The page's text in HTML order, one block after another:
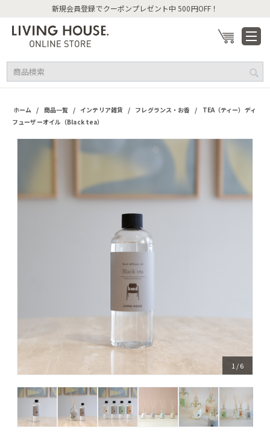
新規会員登録でクーポンプレゼント中 500円OFF！
ホーム / 商品一覧 / インテリア雑貨 / フレグランス・お香 /
TEA（ティー）ディ
フューザーオイル（Black tea）
1 /6